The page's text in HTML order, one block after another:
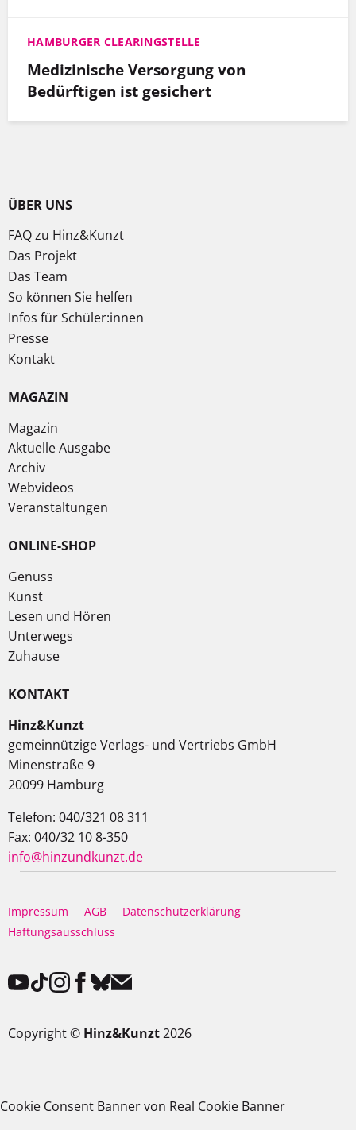
HAMBURGER CLEARINGSTELLE
Medizinische Versorgung von
Bedürftigen ist gesichert
ÜBER UNS
FAQ zu Hinz&Kunzt
Das Projekt
Das Team
So können Sie helfen
Infos für Schüler:innen
Presse
Kontakt
MAGAZIN
Magazin
Aktuelle Ausgabe
Archiv
Webvideos
Veranstaltungen
ONLINE-SHOP
Genuss
Kunst
Lesen und Hören
Unterwegs
Zuhause
KONTAKT
Hinz&Kunzt
gemeinnützige Verlags- und Vertriebs GmbH
Minenstraße 9
20099 Hamburg
Telefon: 040/321 08 311
Fax: 040/32 10 8-350
info@hinzundkunzt.de
Impressum AGB
Datenschutzerklärung
Haftungsausschluss
Copyright © Hinz&Kunzt2026
Cookie Consent Banner von Real Cookie Banner